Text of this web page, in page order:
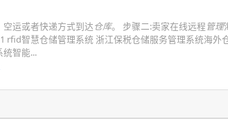
运或者快递方式到达仓库。 步骤二:卖家在线远程管理
智慧仓储管理系统 浙江保税仓储服务管理系统海外
智能...